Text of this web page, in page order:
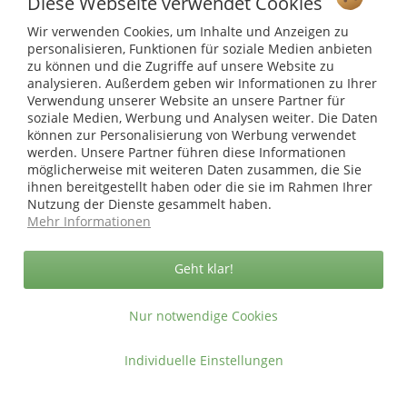
Shop Service
Informationen
* bei Paketversand. Alle Preise inkl. gesetzl. Mehrwertsteuer zzgl.
Versandkosten.
Copyright © afp marketing gmbh - Alle Rechte vorbehalten
Sicher zahlen in unserem Onlineshop
Wir verwenden Cookies, um Inhalte und Anzeigen zu
personalisieren, Funktionen für soziale Medien anbieten
zu können und die Zugriffe auf unsere Website zu
analysieren. Außerdem geben wir Informationen zu Ihrer
Verwendung unserer Website an unsere Partner für
soziale Medien, Werbung und Analysen weiter. Die Daten
können zur Personalisierung von Werbung verwendet
werden. Unsere Partner führen diese Informationen
möglicherweise mit weiteren Daten zusammen, die Sie
ihnen bereitgestellt haben oder die sie im Rahmen Ihrer
Nutzung der Dienste gesammelt haben.
Mehr Informationen
Nur notwendige Cookies
Geht klar!
Individuelle Einstellungen